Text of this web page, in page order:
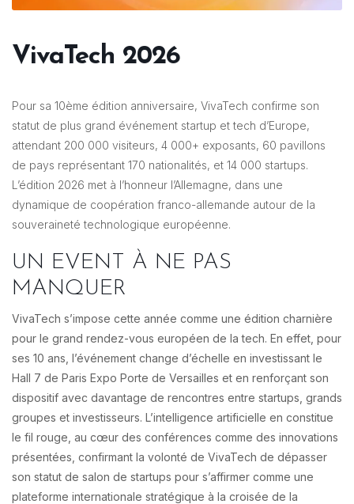
VivaTech 2026
Pour sa 10ème édition anniversaire, VivaTech confirme son
statut de plus grand événement startup et tech d’Europe,
attendant 200 000 visiteurs, 4 000+ exposants, 60 pavillons
de pays représentant 170 nationalités, et 14 000 startups.
L’édition 2026 met à l’honneur l’Allemagne, dans une
dynamique de coopération franco-allemande autour de la
souveraineté technologique européenne.
UN EVENT À NE PAS
MANQUER
VivaTech s’impose cette année comme une édition charnière
pour le grand rendez-vous européen de la tech. En effet, pour
ses 10 ans, l’événement change d’échelle en investissant le
Hall 7 de Paris Expo Porte de Versailles et en renforçant son
dispositif avec davantage de rencontres entre startups, grands
groupes et investisseurs. L’intelligence artificielle en constitue
le fil rouge, au cœur des conférences comme des innovations
présentées, confirmant la volonté de VivaTech de dépasser
son statut de salon de startups pour s’affirmer comme une
plateforme internationale stratégique à la croisée de la